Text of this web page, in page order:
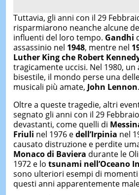
Tuttavia, gli anni con il 29
risparmiarono neanche alcune
influenti del loro tempo. Gandhi
assassinio nel 1948, mentre nel
Luther King che Robert
tragicamente uccisi. Nel 1980,
bisestile, il mondo perse una
musicali più amate, John Lennon.
Oltre a queste tragedie, altri
segnato gli anni con il 29
devastanti, come quelli di
Friuli nel 1976 edell’Irpinia nel
causato distruzione e perdite
Monaco di Baviera durante le
1972 e lo tsunami nell’Oceano
sono ulteriori esempi di
questi anni apparentemente